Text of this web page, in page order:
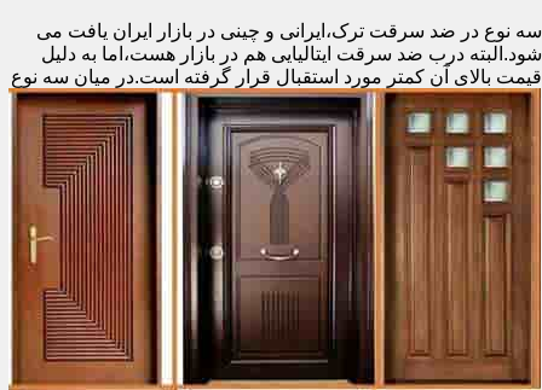
سه نوع در ضد سرقت ترک،ایرانی و چینی در بازار ایران یافت می
شود.البته درب ضد سرقت ایتالیایی هم در بازار هست،اما به دلیل
قیمت بالای آن کمتر مورد استقبال قرار گرفته است.در میان سه نوع